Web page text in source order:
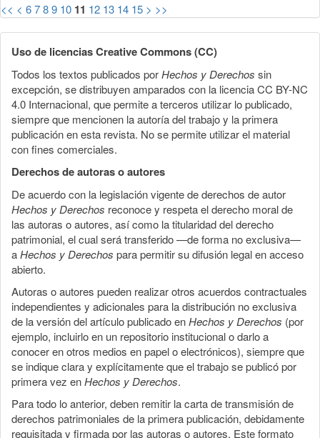
<< < 6789 10 11 12 13 14 15 > >>
Uso de licencias Creative Commons (CC)
Todos los textos publicados porHechos y Derechos sin
excepción, se distribuyen amparados con la licencia CC BY-NC
4.0 Internacional, que permite a terceros utilizar lo publicado,
siempre que mencionen la autoría del trabajo y la primera
publicación en esta revista. No se permite utilizar el material
con fines comerciales.
Derechos de autoras o autores
De acuerdo con la legislación vigente de derechos de autor
Hechos y Derechos reconoce y respeta el derecho moral de
las autoras o autores, así como la titularidad del derecho
patrimonial, el cual será transferido —de forma no exclusiva—
aHechos y Derechos para permitir su difusión legal en acceso
abierto.
Autoras o autores pueden realizar otros acuerdos contractuales
independientes y adicionales para la distribución no exclusiva
de la versión del artículo publicado enHechos y Derechos (por
ejemplo, incluirlo en un repositorio institucional o darlo a
conocer en otros medios en papel o electrónicos), siempre que
se indique clara y explícitamente que el trabajo se publicó por
primera vez enHechos y Derechos.
Para todo lo anterior, deben remitir la carta de transmisión de
derechos patrimoniales de la primera publicación, debidamente
requisitada y firmada por las autoras o autores. Este formato